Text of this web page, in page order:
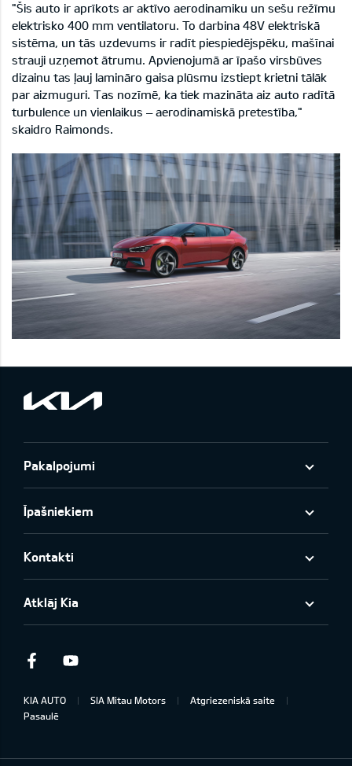
"Šis auto ir aprīkots ar aktīvo aerodinamiku un sešu režīmu
elektrisko 400 mm ventilatoru. To darbina 48V elektriskā
sistēma, un tās uzdevums ir radīt piespiedējspēku, mašīnai
strauji uzņemot ātrumu. Apvienojumā ar īpašo virsbūves
dizainu tas ļauj lamināro gaisa plūsmu izstiept krietni tālāk
par aizmuguri. Tas nozīmē, ka tiek mazināta aiz auto radītā
turbulence un vienlaikus – aerodinamiskā pretestība,"
skaidro Raimonds.
Pakalpojumi
Īpašniekiem
Kontakti
Atklāj Kia
Facebook
KIA AUTO SIA Mitau Motors
Atgriezeniskā saite
Pasaulē